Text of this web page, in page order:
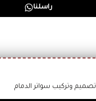
راسلنا
تصميم وتركيب سواتر الدمام